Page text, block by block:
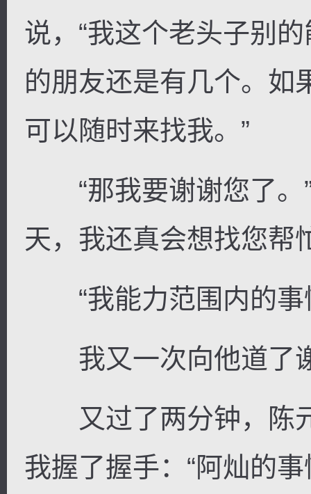
说，“我这个老头子别
的朋友还是有几个。如
可以随时来找我。”
“那我要谢谢您了。”
天，我还真会想找您帮
“我能力范围内的事
我又一次向他道了
又过了两分钟，陈
我握了握手：“阿灿的